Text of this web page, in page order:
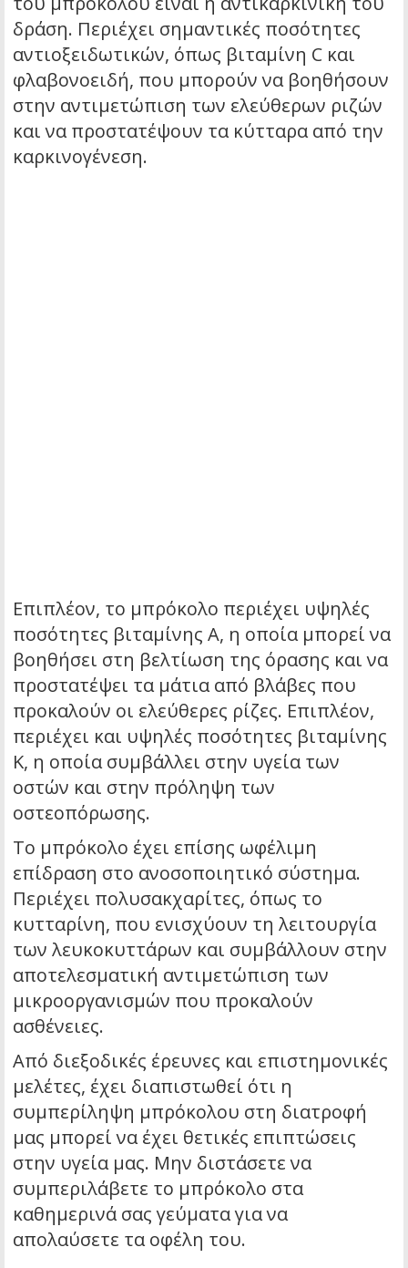
δράση. Περιέχει σημαντικές ποσότητες
αντιοξειδωτικών, όπως βιταμίνη C και
φλαβονοειδή, που μπορούν να βοηθήσουν
στην αντιμετώπιση των ελεύθερων ριζών
και να προστατέψουν τα κύτταρα από την
καρκινογένεση.
Επιπλέον, το μπρόκολο περιέχει υψηλές
ποσότητες βιταμίνης A, η οποία μπορεί να
βοηθήσει στη βελτίωση της όρασης και να
προστατέψει τα μάτια από βλάβες που
προκαλούν οι ελεύθερες ρίζες. Επιπλέον,
περιέχει και υψηλές ποσότητες βιταμίνης
K, η οποία συμβάλλει στην υγεία των
οστών και στην πρόληψη των
οστεοπόρωσης.
Το μπρόκολο έχει επίσης ωφέλιμη
επίδραση στο ανοσοποιητικό σύστημα.
Περιέχει πολυσακχαρίτες, όπως το
κυτταρίνη, που ενισχύουν τη λειτουργία
των λευκοκυττάρων και συμβάλλουν στην
αποτελεσματική αντιμετώπιση των
μικροοργανισμών που προκαλούν
ασθένειες.
Από διεξοδικές έρευνες και επιστημονικές
μελέτες, έχει διαπιστωθεί ότι η
συμπερίληψη μπρόκολου στη διατροφή
μας μπορεί να έχει θετικές επιπτώσεις
στην υγεία μας. Μην διστάσετε να
συμπεριλάβετε το μπρόκολο στα
καθημερινά σας γεύματα για να
απολαύσετε τα οφέλη του.